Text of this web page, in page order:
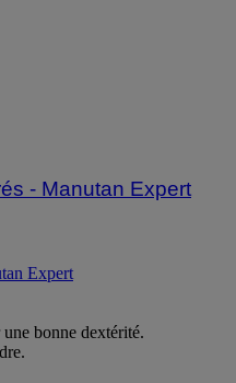
- Manutan Expert
Expert
bonne dextérité.